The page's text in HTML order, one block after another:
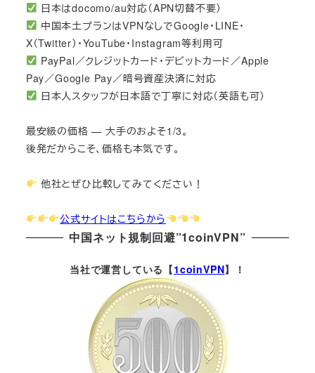
日本はdocomo/au対応（APN切替不要）
中国本土プランはVPNなしでGoogle・LINE・
X（Twitter）・YouTube・Instagram等利用可
PayPal／クレジットカード・デビットカード／Apple
Pay／Google Pay／暗号資産決済に対応
日本人スタッフが日本語で丁寧に対応（英語も可）
最安級の価格 — 大手のおよそ1/3。
後発だからこそ、価格も本気です。
他社とぜひ比較してみてください！
公式サイトはこちらから
中国ネット規制回避”1coinVPN”
当社で運営している【1coinVPN】！